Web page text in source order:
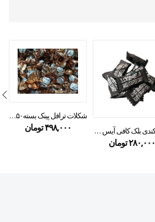
کافی کندی بلک کافی آیس کافی ۲۰۰ گرمی
۲۸۰,۰۰۰تومان
شکلات ترافل پینک بسته۲۵۰ گرمی
۴۹۸,۰۰۰تومان